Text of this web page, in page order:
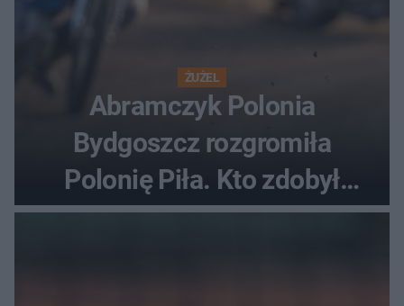
ŻUŻEL
Abramczyk Polonia
Bydgoszcz rozgromiła
Polonię Piła. Kto zdobył
najwięcej punktów?